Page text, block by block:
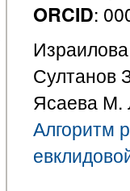
ORCID:
Султанов
Ясаева М.
Алгоритм